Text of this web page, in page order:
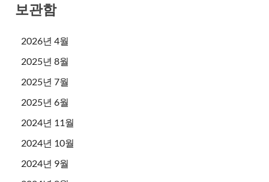
보관함
2026년 4월
2025년 8월
2025년 7월
2025년 6월
2024년 11월
2024년 10월
2024년 9월